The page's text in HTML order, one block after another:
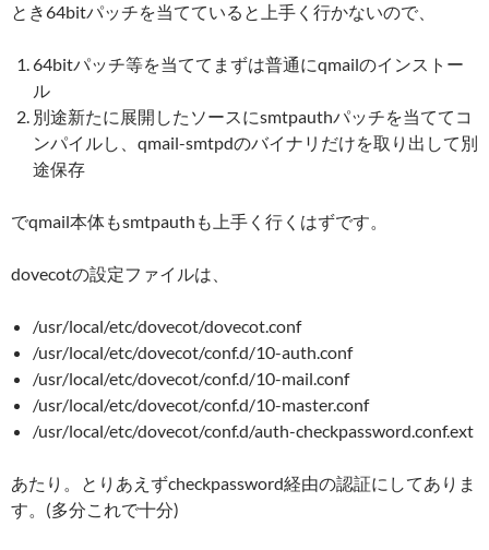
とき64bitパッチを当てていると上手く行かないので、
64bitパッチ等を当ててまずは普通にqmailのインストー
ル
別途新たに展開したソースにsmtpauthパッチを当ててコ
ンパイルし、qmail-smtpdのバイナリだけを取り出して別
途保存
でqmail本体もsmtpauthも上手く行くはずです。
dovecotの設定ファイルは、
/usr/local/etc/dovecot/dovecot.conf
/usr/local/etc/dovecot/conf.d/10-auth.conf
/usr/local/etc/dovecot/conf.d/10-mail.conf
/usr/local/etc/dovecot/conf.d/10-master.conf
/usr/local/etc/dovecot/conf.d/auth-checkpassword.conf.ext
あたり。とりあえずcheckpassword経由の認証にしてありま
す。(多分これで十分)